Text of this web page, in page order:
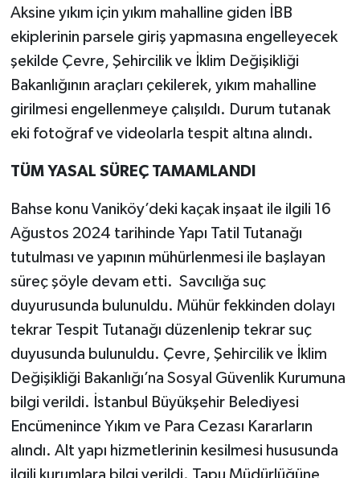
Aksine yıkım için yıkım mahalline giden İBB
ekiplerinin parsele giriş yapmasına engelleyecek
şekilde Çevre, Şehircilik ve İklim Değişikliği
Bakanlığının araçları çekilerek, yıkım mahalline
girilmesi engellenmeye çalışıldı. Durum tutanak
eki fotoğraf ve videolarla tespit altına alındı.
TÜM YASAL SÜREÇ TAMAMLANDI
Bahse konu Vaniköy’deki kaçak inşaat ile ilgili 16
Ağustos 2024 tarihinde Yapı Tatil Tutanağı
tutulması ve yapının mühürlenmesi ile başlayan
süreç şöyle devam etti. Savcılığa suç
duyurusunda bulunuldu. Mühür fekkinden dolayı
tekrar Tespit Tutanağı düzenlenip tekrar suç
duyusunda bulunuldu. Çevre, Şehircilik ve İklim
Değişikliği Bakanlığı’na Sosyal Güvenlik Kurumuna
bilgi verildi. İstanbul Büyükşehir Belediyesi
Encümenince Yıkım ve Para Cezası Kararların
alındı. Alt yapı hizmetlerinin kesilmesi hususunda
ilgili kurumlara bilgi verildi. Tapu Müdürlüğüne